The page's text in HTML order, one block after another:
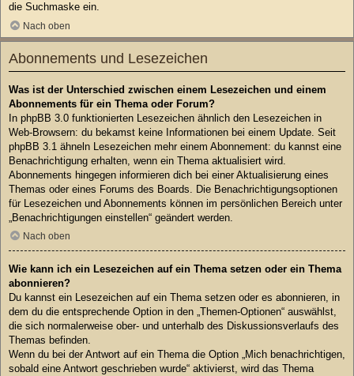
die Suchmaske ein.
Nach oben
Abonnements und Lesezeichen
Was ist der Unterschied zwischen einem Lesezeichen und einem
Abonnements für ein Thema oder Forum?
In phpBB 3.0 funktionierten Lesezeichen ähnlich den Lesezeichen in
Web-Browsern: du bekamst keine Informationen bei einem Update. Seit
phpBB 3.1 ähneln Lesezeichen mehr einem Abonnement: du kannst eine
Benachrichtigung erhalten, wenn ein Thema aktualisiert wird.
Abonnements hingegen informieren dich bei einer Aktualisierung eines
Themas oder eines Forums des Boards. Die Benachrichtigungsoptionen
für Lesezeichen und Abonnements können im persönlichen Bereich unter
„Benachrichtigungen einstellen“ geändert werden.
Nach oben
Wie kann ich ein Lesezeichen auf ein Thema setzen oder ein Thema
abonnieren?
Du kannst ein Lesezeichen auf ein Thema setzen oder es abonnieren, in
dem du die entsprechende Option in den „Themen-Optionen“ auswählst,
die sich normalerweise ober- und unterhalb des Diskussionsverlaufs des
Themas befinden.
Wenn du bei der Antwort auf ein Thema die Option „Mich benachrichtigen,
sobald eine Antwort geschrieben wurde“ aktivierst, wird das Thema